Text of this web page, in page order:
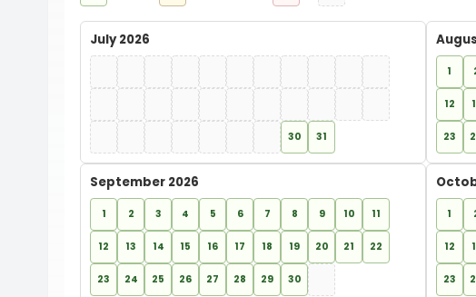
July 2026
30 31
1
12
23
September 2026
1 2 3 4 5 6 7 8 9 10 11
12 13 14 15 16 17 18 19 20 21 22
23 24 25 26 27 28 29 30
1
12
23